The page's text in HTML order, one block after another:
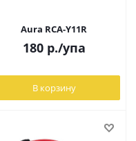
Aura RCA-Y11R
180р./упа
В корзину